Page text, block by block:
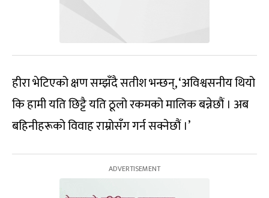
हीरा भेटिएको क्षण सम्झँदै सतीश भन्छन्, ‘अविश्वसनीय थियो
कि हामी यति छिट्टै यति ठूलो रकमको मालिक बन्नेछौं । अब
बहिनीहरूको विवाह राम्रोसँग गर्न सक्नेछौं ।’